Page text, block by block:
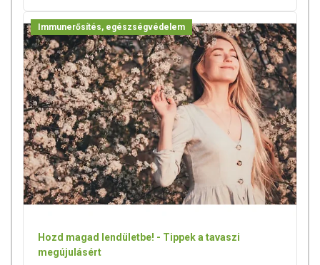
Immunerősítés, egészségvédelem
Hozd magad lendületbe! - Tippek a tavaszi
megújulásért